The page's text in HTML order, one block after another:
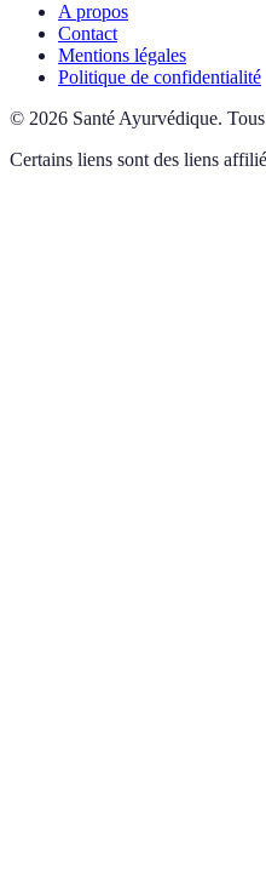
A propos
Contact
Mentions légales
Politique de confidentialité
© 2026 Santé Ayurvédique.
Certains liens sont des liens